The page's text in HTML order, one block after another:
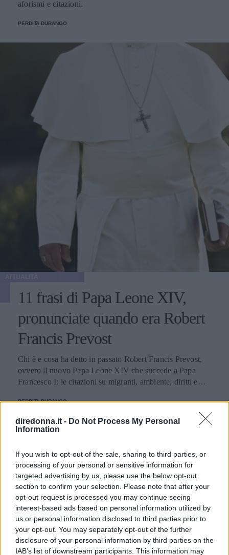
diredonna.it - Do Not Process My Personal
Information
If you wish to opt-out of the sale, sharing to third parties, or
processing of your personal or sensitive information for
targeted advertising by us, please use the below opt-out
section to confirm your selection. Please note that after your
opt-out request is processed you may continue seeing
interest-based ads based on personal information utilized by
us or personal information disclosed to third parties prior to
your opt-out. You may separately opt-out of the further
disclosure of your personal information by third parties on the
IAB’s list of downstream participants. This information may
aforismi e citazioni.
PERDITA DURANGO
11 frasi di Papa Leone XIV,
pronunciate quando era Robert
Francis Prevost
Chi è e cosa ha detto in passato Robert Francis Prevost,
ovvero il nuovo Papa Leone XIV che succede a Papa
Francesco I: le citazioni su migranti, ambiente, diritti e
PERDITA DURANGO